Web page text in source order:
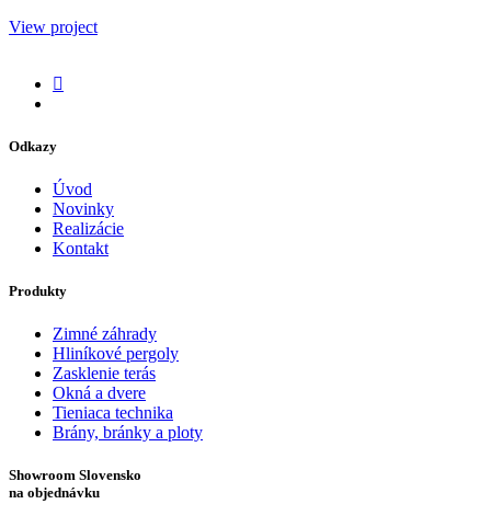
View project
Odkazy
Úvod
Novinky
Realizácie
Kontakt
Produkty
Zimné záhrady
Hliníkové pergoly
Zasklenie terás
Okná a dvere
Tieniaca technika
Brány, bránky a ploty
Showroom Slovensko
na objednávku